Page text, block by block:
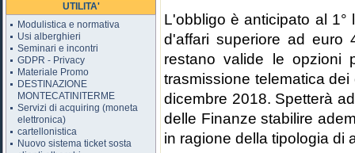
UTILITA'
Modulistica e normativa
Usi alberghieri
Seminari e incontri
GDPR - Privacy
Materiale Promo
DESTINAZIONE
MONTECATINITERME
Servizi di acquiring (moneta
elettronica)
cartellonistica
Nuovo sistema ticket sosta
L'obbligo è anticipato al
d'affari superiore ad euro
restano valide le opzioni
trasmissione telematica
dicembre 2018. Spetterà
delle Finanze stabilire
in ragione della tipologia di